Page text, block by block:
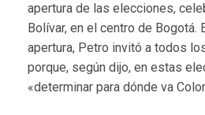
apertura de las elecciones,
Bolívar, en el centro de Bogotá.
apertura, Petro invitó a todos
porque, según dijo, en estas
«determinar para dónde va